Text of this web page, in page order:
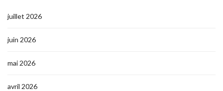
juillet 2026
juin 2026
mai 2026
avril 2026